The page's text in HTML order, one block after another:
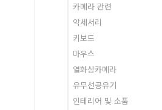
카메라 관련
악세서리
키보드
마우스
열화상카메라
유무선공유기
인테리어 및 소품